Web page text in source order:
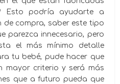
Esto podría ayudarte a
de compra, saber este tipo
parezca innecesario, pero
el más mínimo detalle
tu bebé, pude hacer que
mayor criterio y será más
que a futuro pueda que